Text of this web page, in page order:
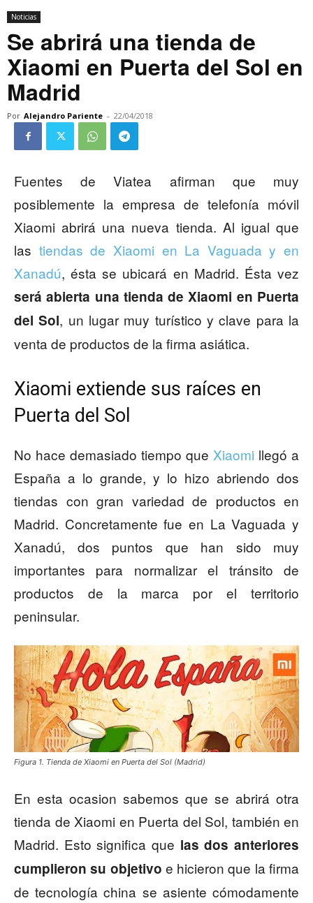
Noticias
Se abrirá una tienda de
Xiaomi en Puerta del Sol en
Madrid
Por Alejandro Pariente - 22/04/2018
Fuentes de Viatea afirman que muy
posiblemente la empresa de telefonía móvil
Xiaomi abrirá una nueva tienda. Al igual que
las tiendas de Xiaomi en La Vaguada y en
Xanadú, ésta se ubicará en Madrid. Ésta vez
será abierta una tienda de Xiaomi en Puerta
del Sol, un lugar muy turístico y clave para la
venta de productos de la firma asiática.
Xiaomi extiende sus raíces en
Puerta del Sol
No hace demasiado tiempo que Xiaomi llegó a
España a lo grande, y lo hizo abriendo dos
tiendas con gran variedad de productos en
Madrid. Concretamente fue en La Vaguada y
Xanadú, dos puntos que han sido muy
importantes para normalizar el tránsito de
productos de la marca por el territorio
peninsular.
Figura 1. Tienda de Xiaomi en Puerta del Sol (Madrid)
En esta ocasion sabemos que se abrirá otra
tienda de Xiaomi en Puerta del Sol, también en
Madrid. Esto significa que las dos anteriores
cumplieron su objetivo e hicieron que la firma
de tecnología china se asiente cómodamente